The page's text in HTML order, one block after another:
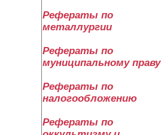
Рефераты по
металлургии
Рефераты по
муниципальному праву
Рефераты по
налогообложению
Рефераты по